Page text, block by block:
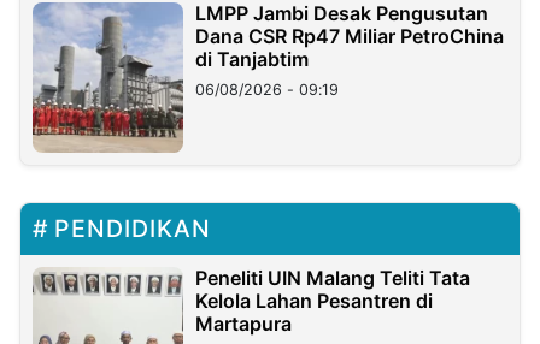
LMPP Jambi Desak Pengusutan
Dana CSR Rp47 Miliar PetroChina
di Tanjabtim
06/08/2026 - 09:19
PENDIDIKAN
Peneliti UIN Malang Teliti Tata
Kelola Lahan Pesantren di
Martapura